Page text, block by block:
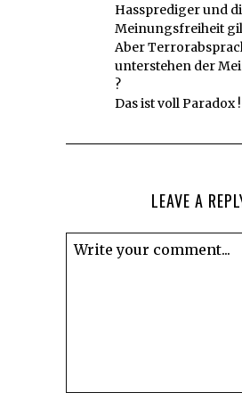
Hassprediger und
Meinungsfreiheit
Aber
unterstehen der
?
Das ist voll Paradox !
LEAVE A